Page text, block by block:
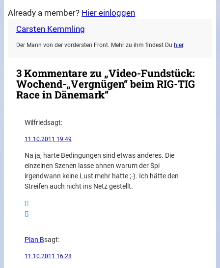
Already a member? Hier einloggen
Carsten Kemmling
Der Mann von der vordersten Front. Mehr zu ihm findest Du hier.
3 Kommentare zu „Video-Fundstück:
Wochend-„Vergnügen“ beim RIG-TIG
Race in Dänemark“
Wilfriedsagt:
11.10.2011 19:49
Na ja, harte Bedingungen sind etwas anderes. Die
einzelnen Szenen lasse ahnen warum der Spi
irgendwann keine Lust mehr hatte ;-). Ich hätte den
Streifen auch nicht ins Netz gestellt.
Plan Bsagt:
11.10.2011 16:28